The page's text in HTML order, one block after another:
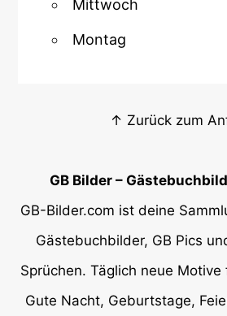
Mittwoch
Montag
↑ Zurück zum
GB Bilder –
GB-Bilder.com ist deine
Gästebuchbilder, GB Pics
Sprüchen. Täglich neue
Gute Nacht, Geburtstage,